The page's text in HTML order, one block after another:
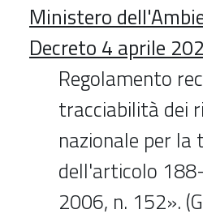
Appuntamenti
Prenotazione spazi
Ministero
Decreto 4 aprile
Regolamento
tracciabilità dei
nazionale per
dell'articolo
2006, n. 152».